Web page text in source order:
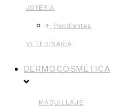
JOYERÍA
Pendientes
VETERINARIA
DERMOCOSMÉTICA
MAQUILLAJE